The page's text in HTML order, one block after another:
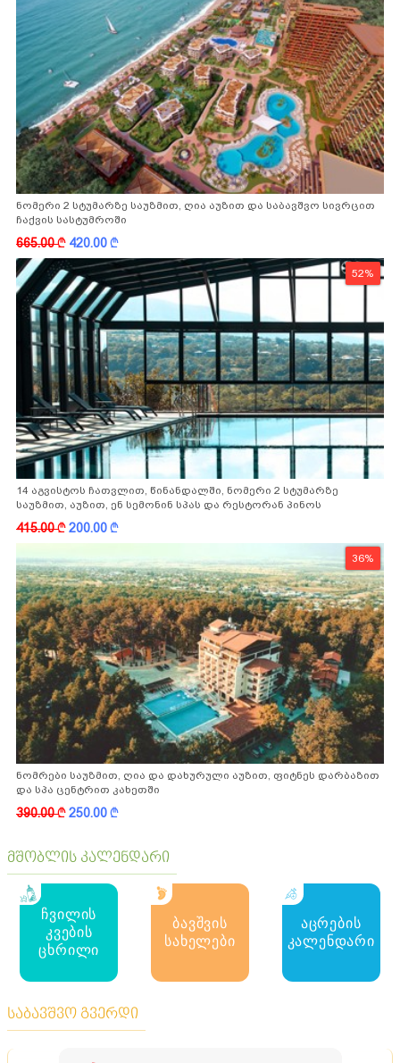
ნომერი 2 სტუმარზე საუზმით, ღია აუზით და საბავშვო სივრცით
ჩაქვის სასტუმროში
665.00k 420.00k
52%
14 აგვისტოს ჩათვლით, წინანდალში, ნომერი 2 სტუმარზე
საუზმით, აუზით, ენ სემონინ სპას და რესტორან პინოს
415.00k200.00k
36%
ნომრები საუზმით, ღია და დახურული აუზით, ფიტნეს დარბაზით
და სპა ცენტრით კახეთში
390.00k250.00k
მშობლის კალენდარი
ჩვილის
კვების
ცხრილი
ბავშვის
სახელები
აცრების
კალენდარი
საბავშვო გვერდი